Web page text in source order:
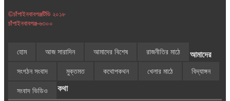
©চাঁপাইনবাবগঞ্জটিভি ২০১৮
চাঁপাইনবাবগঞ্জ-৬৩০০
হোম আজ সারাদিন আমাদের বিশেষ রাজনীতির মাঠে
সংগঠন সংবাদ মুক্তমত কথোপকথন খেলার মাঠে বিদ্যাঙ্গন
সংবাদ ভিডিও
আমাদের
কথা